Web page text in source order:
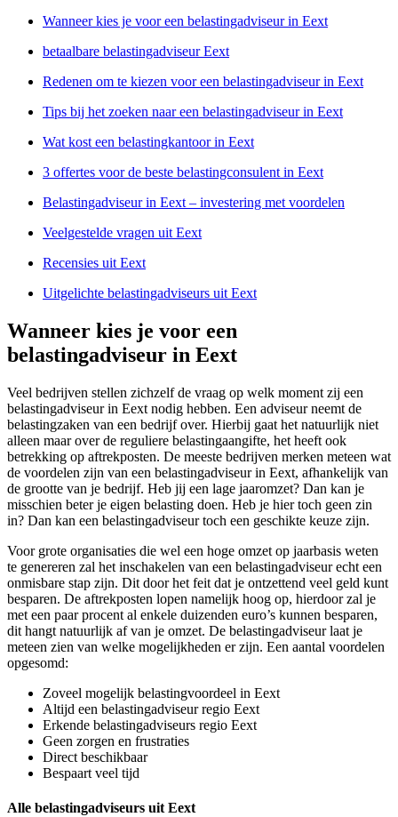
Wanneer kies je voor een belastingadviseur in Eext
betaalbare belastingadviseur Eext
Redenen om te kiezen voor een belastingadviseur in Eext
Tips bij het zoeken naar een belastingadviseur in Eext
Wat kost een belastingkantoor in Eext
3 offertes voor de beste belastingconsulent in Eext
Belastingadviseur in Eext – investering met voordelen
Veelgestelde vragen uit Eext
Recensies uit Eext
Uitgelichte belastingadviseurs uit Eext
Wanneer kies je voor een
belastingadviseur in Eext
Veel bedrijven stellen zichzelf de vraag op welk moment zij een
belastingadviseur in Eext nodig hebben. Een adviseur neemt de
belastingzaken van een bedrijf over. Hierbij gaat het natuurlijk niet
alleen maar over de reguliere belastingaangifte, het heeft ook
betrekking op aftrekposten. De meeste bedrijven merken meteen wat
de voordelen zijn van een belastingadviseur in Eext, afhankelijk van
de grootte van je bedrijf. Heb jij een lage jaaromzet? Dan kan je
misschien beter je eigen belasting doen. Heb je hier toch geen zin
in? Dan kan een belastingadviseur toch een geschikte keuze zijn.
Voor grote organisaties die wel een hoge omzet op jaarbasis weten
te genereren zal het inschakelen van een belastingadviseur echt een
onmisbare stap zijn. Dit door het feit dat je ontzettend veel geld kunt
besparen. De aftrekposten lopen namelijk hoog op, hierdoor zal je
met een paar procent al enkele duizenden euro’s kunnen besparen,
dit hangt natuurlijk af van je omzet. De belastingadviseur laat je
meteen zien van welke mogelijkheden er zijn. Een aantal voordelen
opgesomd:
Zoveel mogelijk belastingvoordeel in Eext
Altijd een belastingadviseur regio Eext
Erkende belastingadviseurs regio Eext
Geen zorgen en frustraties
Direct beschikbaar
Bespaart veel tijd
Alle belastingadviseurs uit Eext